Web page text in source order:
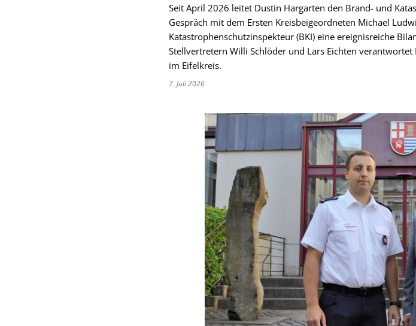
Seit April 2026 leitet Dustin Hargarten den Brand- und
Gespräch mit dem Ersten Kreisbeigeordneten Michael
Katastrophenschutzinspekteur (BKI) eine ereignisreiche
Stellvertretern Willi Schlöder und Lars Eichten
im Eifelkreis.
7. Juli 2026